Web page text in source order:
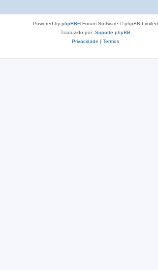
Powered by phpBB® Forum Software © phpBB Limited
Traduzido por: Suporte phpBB
Privacidade | Termos